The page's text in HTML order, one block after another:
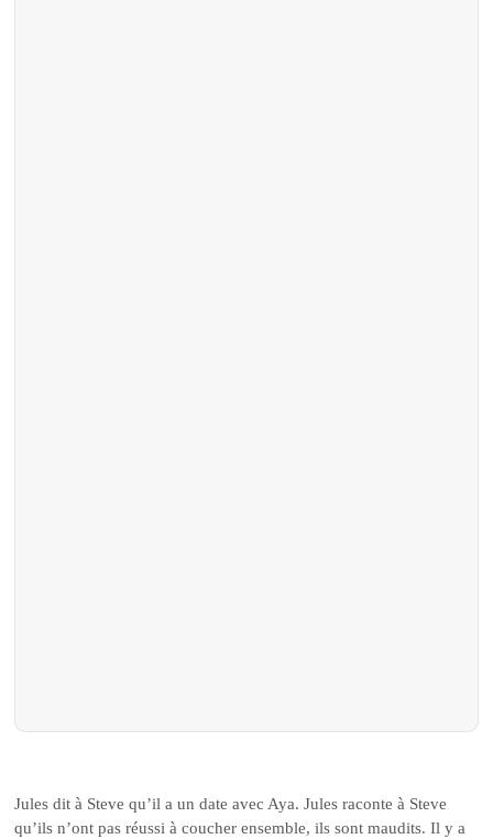
Jules dit à Steve qu’il a un date avec Aya. Jules raconte à Steve
qu’ils n’ont pas réussi à coucher ensemble, ils sont maudits. Il y a